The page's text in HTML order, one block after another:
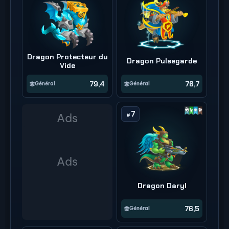
Dragon Protecteur du
Vide
Général 79,4
Dragon Pulsegarde
Général 76,7
# 7
Dragon Daryl
Général 76,5